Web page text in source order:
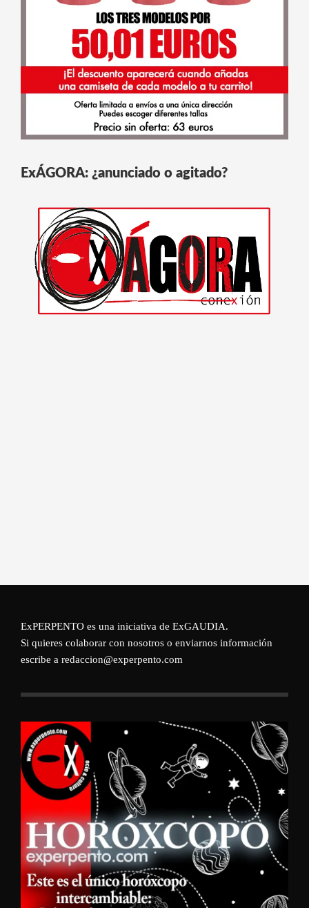
ExÁGORA: ¿anunciado o agitado?
ExPERPENTO es una iniciativa de ExGAUDIA.
Si quieres colaborar con nosotros o enviarnos información
escribe a redaccion@experpento.com